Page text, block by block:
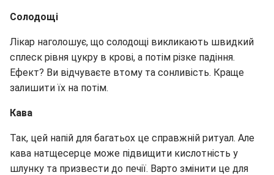
Солодощі
Лікар наголошує, що солодощі викликають швидкий
сплеск рівня цукру в крові, а потім різке падіння.
Ефект? Ви відчуваєте втому та сонливість. Краще
залишити їх на потім.
Кава
Так, цей напій для багатьох це справжній ритуал. Але
кава натщесерце може підвищити кислотність у
шлунку та призвести до печії. Варто змінити це для